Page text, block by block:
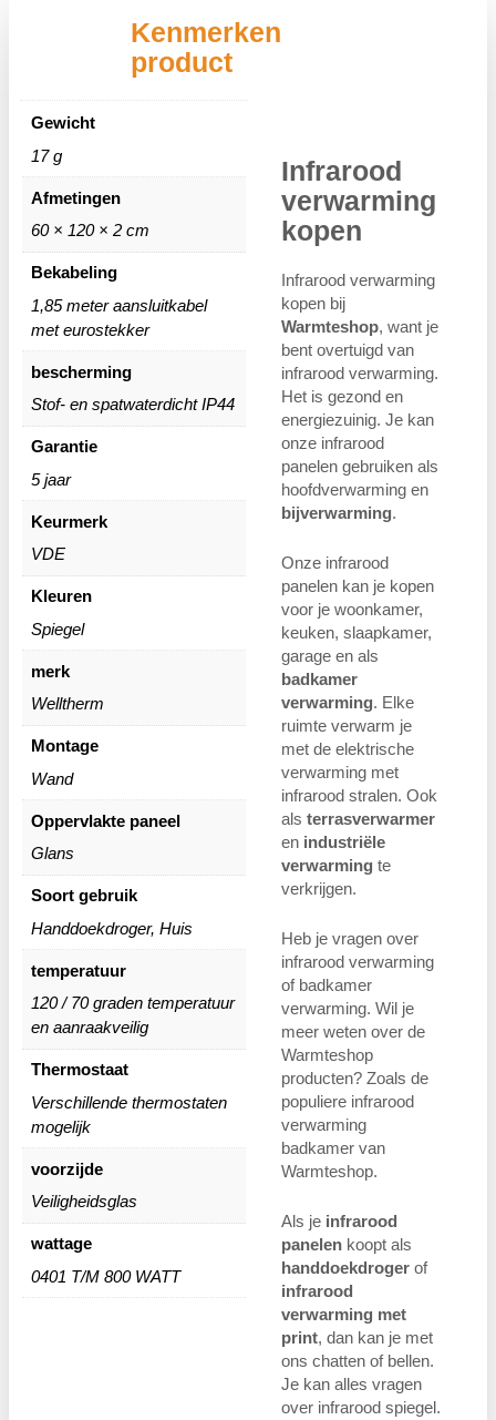
Kenmerken
product
Gewicht
17 g
Afmetingen
60 × 120 × 2 cm
Bekabeling
1,85 meter aansluitkabel
met eurostekker
bescherming
Stof- en spatwaterdicht IP44
Garantie
5 jaar
Keurmerk
VDE
Kleuren
Spiegel
merk
Welltherm
Montage
Wand
Oppervlakte paneel
Glans
Soort gebruik
Handdoekdroger, Huis
temperatuur
120 / 70 graden temperatuur
en aanraakveilig
Thermostaat
Verschillende thermostaten
mogelijk
voorzijde
Veiligheidsglas
wattage
0401 T/M 800 WATT
Infrarood
verwarming
kopen
Infrarood verwarming
kopen bij
Warmteshop, want je
bent overtuigd van
infrarood verwarming.
Het is gezond en
energiezuinig. Je kan
onze infrarood
panelen gebruiken als
hoofdverwarming en
bijverwarming.
Onze infrarood
panelen kan je kopen
voor je woonkamer,
keuken, slaapkamer,
garage en als
badkamer
verwarming. Elke
ruimte verwarm je
met de elektrische
verwarming met
infrarood stralen. Ook
als terrasverwarmer
en industriële
verwarming te
verkrijgen.
Heb je vragen over
infrarood verwarming
of badkamer
verwarming. Wil je
meer weten over de
Warmteshop
producten? Zoals de
populiere infrarood
verwarming
badkamer van
Warmteshop.
Als je infrarood
panelen koopt als
handdoekdroger of
infrarood
verwarming met
print, dan kan je met
ons chatten of bellen.
Je kan alles vragen
over infrarood spiegel.